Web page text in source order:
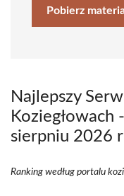
Pobierz
Najlepszy
Koziegłowach
sierpniu 2026
Ranking według portalu